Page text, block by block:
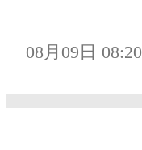
08月09日 08:20